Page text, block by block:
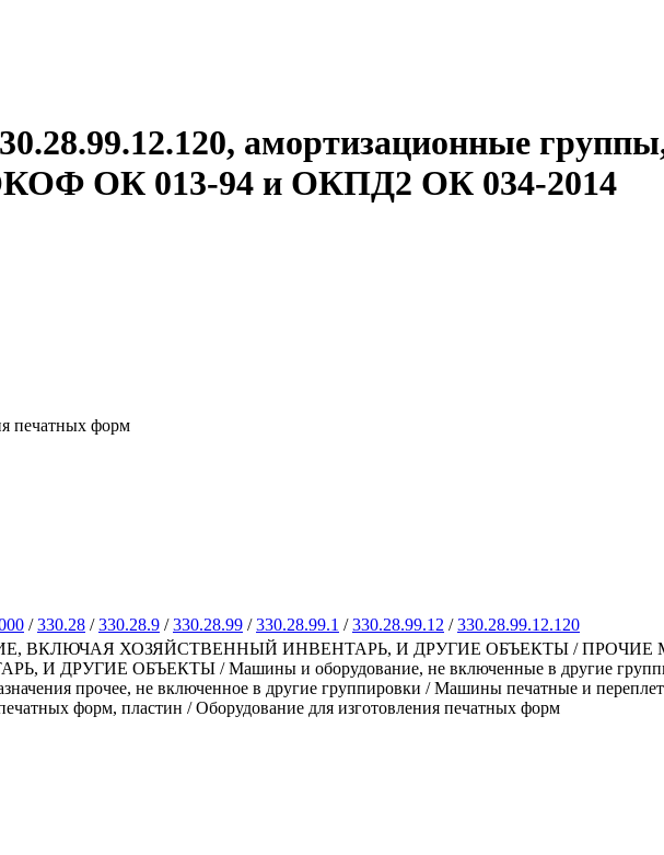
амортизационные
ОК 013-94 и ОКПД2 ОК 034-2014
печатных форм
/330.28 /330.28.9 /330.28.99 /330.28.99.1 /330.28.99.12 /330.28.99.12.120
ВКЛЮЧАЯ ХОЗЯЙСТВЕННЫЙ ИНВЕНТАРЬ, И ДРУГИЕ ОБЪЕКТЫ /
ДРУГИЕ ОБЪЕКТЫ / Машины и оборудование, не включенные в другие
прочее, не включенное в другие группировки / Машины печатные и
форм, пластин / Оборудование для изготовления печатных форм